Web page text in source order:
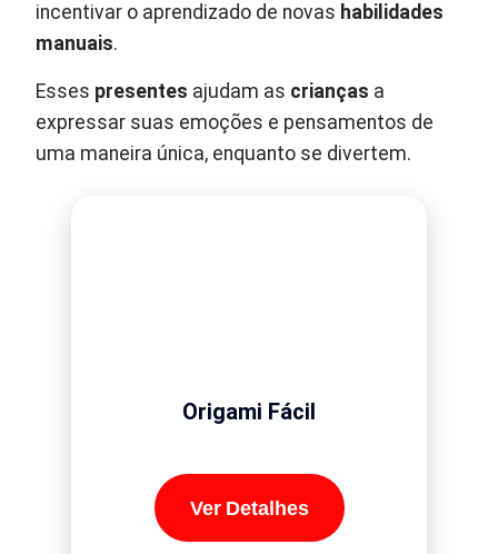
incentivar o aprendizado de novas habilidades
manuais.
Esses presentes ajudam as crianças a
expressar suas emoções e pensamentos de
uma maneira única, enquanto se divertem.
Origami Fácil
Ver Detalhes